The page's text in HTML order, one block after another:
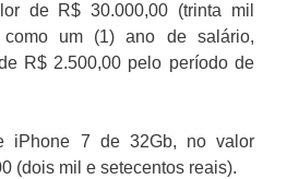
de R$ 30.000,00 (trinta mil
como um (1) ano de salário,
R$ 2.500,00 pelo período de
iPhone 7 de 32Gb, no valor
(dois mil e setecentos reais).